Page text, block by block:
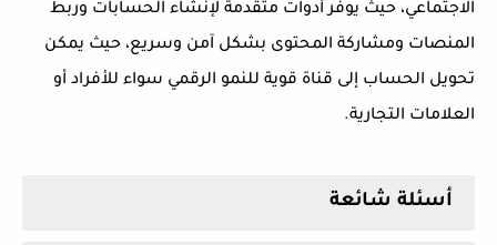
الاجتماعي، حيث يوفر أدوات متقدمة لإنشاء الحسابات وربط
المنصات ومشاركة المحتوى بشكل آمن وسريع، حيث يمكن
تحويل الحساب إلى قناة قوية للنمو الرقمي سواء للأفراد أو
العلامات التجارية.
أسئلة شائعة